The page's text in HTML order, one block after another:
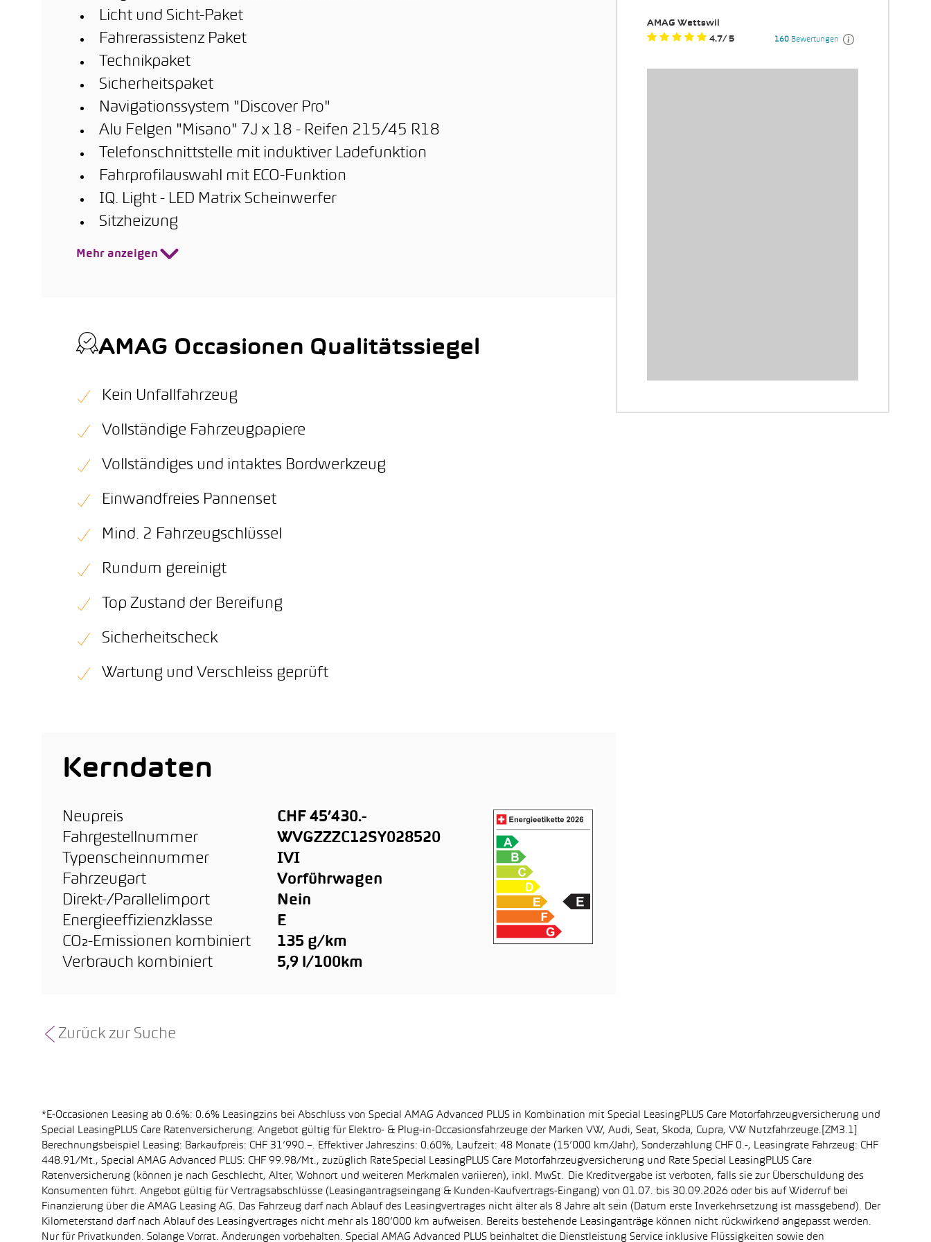
Licht und Sicht-Paket
Fahrerassistenz Paket
Technikpaket
Sicherheitspaket
Navigationssystem "Discover Pro"
Alu Felgen "Misano" 7J x 18 - Reifen 215/45 R18
Telefonschnittstelle mit induktiver Ladefunktion
Fahrprofilauswahl mit ECO-Funktion
IQ. Light - LED Matrix Scheinwerfer
Sitzheizung
Mehr anzeigen
AMAG Occasionen Qualitätssiegel
Kein Unfallfahrzeug
Vollständige Fahrzeugpapiere
Vollständiges und intaktes Bordwerkzeug
Einwandfreies Pannenset
Mind. 2 Fahrzeugschlüssel
Rundum gereinigt
Top Zustand der Bereifung
Sicherheitscheck
Wartung und Verschleiss geprüft
Kerndaten
Neupreis
CHF 45’430.-
Fahrgestellnummer
WVGZZZC12SY028520
Typenscheinnummer
IVI
Fahrzeugart
Vorführwagen
Direkt-/Parallelimport
Nein
Energieeffizienzklasse
E
CO₂-Emissionen kombiniert
135 g/km
Verbrauch kombiniert
5,9 l/100km
Zurück zur Suche
*E-Occasionen Leasing ab 0.6%: 0.6% Leasingzins bei Abschluss von Special AMAG Advanced PLUS in Kombination mit Special LeasingPLUS Care Motorfahrzeugversicherung und
Special LeasingPLUS Care Ratenversicherung. Angebot gültig für Elektro- & Plug-in-Occasionsfahrzeuge der Marken VW, Audi, Seat, Skoda, Cupra, VW Nutzfahrzeuge.[ZM3.1]
Berechnungsbeispiel Leasing: Barkaufpreis: CHF 31’990.–. Effektiver Jahreszins: 0.60%, Laufzeit: 48 Monate (15’000 km/Jahr), Sonderzahlung CHF 0.-, Leasingrate Fahrzeug: CHF
448.91/Mt., Special AMAG Advanced PLUS: CHF 99.98/Mt., zuzüglich Rate Special LeasingPLUS Care Motorfahrzeugversicherung und Rate Special LeasingPLUS Care
Ratenversicherung (können je nach Geschlecht, Alter, Wohnort und weiteren Merkmalen variieren), inkl. MwSt. Die Kreditvergabe ist verboten, falls sie zur Überschuldung des
Konsumenten führt. Angebot gültig für Vertragsabschlüsse (Leasingantragseingang & Kunden-Kaufvertrags-Eingang) von 01.07. bis 30.09.2026 oder bis auf Widerruf bei
Finanzierung über die AMAG Leasing AG. Das Fahrzeug darf nach Ablauf des Leasingvertrages nicht älter als 8 Jahre alt sein (Datum erste Inverkehrsetzung ist massgebend). Der
Kilometerstand darf nach Ablauf des Leasingvertrages nicht mehr als 180’000 km aufweisen. Bereits bestehende Leasinganträge können nicht rückwirkend angepasst werden.
Nur für Privatkunden. Solange Vorrat. Änderungen vorbehalten. Special AMAG Advanced PLUS beinhaltet die Dienstleistung Service inklusive Flüssigkeiten sowie den